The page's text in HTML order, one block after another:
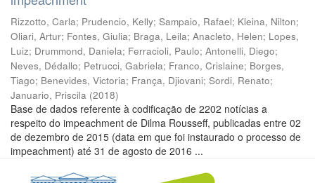
Rizzotto, Carla; Prudencio, Kelly; Sampaio, Rafael; Kleina, Nilton;
Oliari, Artur; Fontes, Giulia; Braga, Leila; Anacleto, Helen; Lopes,
Luiz; Drummond, Daniela; Ferracioli, Paulo; Antonelli, Diego;
Neves, Dédallo; Petrucci, Gabriela; Franco, Crislaine; Borges,
Tiago; Benevides, Victoria; França, Djiovani; Sordi, Renato;
Januario, Priscila (2018)
Base de dados referente à codificação de 2202 notícias a
respeito do impeachment de Dilma Rousseff, publicadas entre 02
de dezembro de 2015 (data em que foi instaurado o processo de
impeachment) até 31 de agosto de 2016 ...